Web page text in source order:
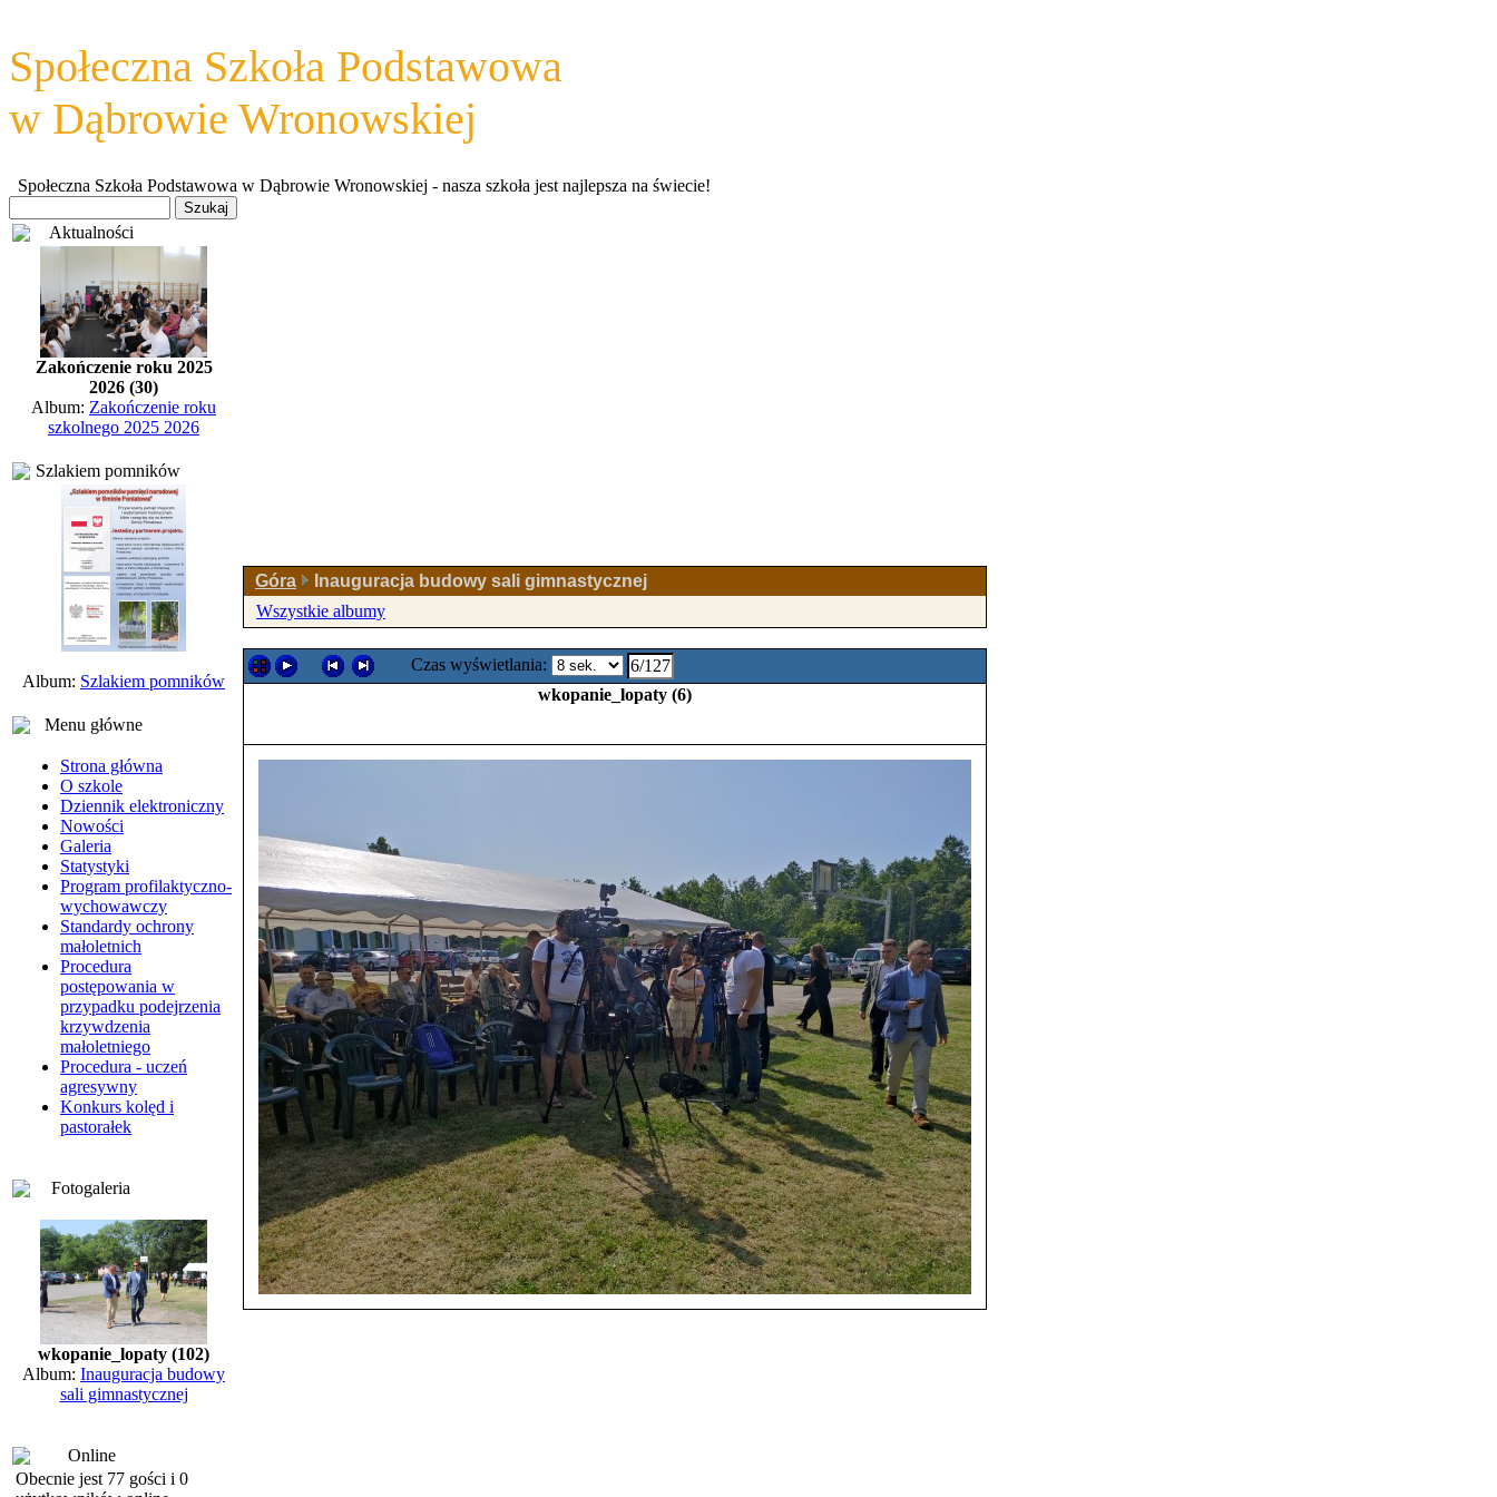
Społeczna Szkoła Podstawowa
w Dąbrowie Wronowskiej
Społeczna Szkoła Podstawowa w Dąbrowie Wronowskiej - nasza szkoła jest najlepsza na świecie!
Aktualności
Zakończenie roku 2025
2026 (30)
Album: Zakończenie roku
szkolnego 2025 2026
Szlakiem pomników
Album: Szlakiem pomników
Menu główne
Strona główna
O szkole
Dziennik elektroniczny
Nowości
Galeria
Statystyki
Program profilaktyczno-
wychowawczy
Standardy ochrony
małoletnich
Procedura
postępowania w
przypadku podejrzenia
krzywdzenia
małoletniego
Procedura - uczeń
agresywny
Konkurs kolęd i
pastorałek
Fotogaleria
wkopanie_lopaty (102)
Album: Inauguracja budowy
sali gimnastycznej
Online
Obecnie jest 77 gości i 0
Góra
Inauguracja budowy sali gimnastycznej
Wszystkie albumy
Czas wyświetlania:
6/127
wkopanie_lopaty (6)